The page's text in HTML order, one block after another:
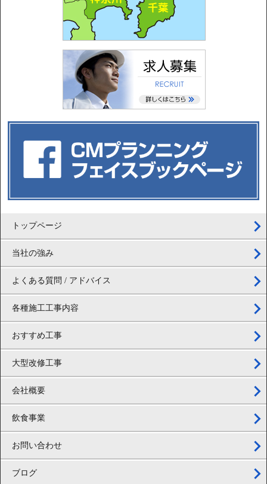
トップページ
当社の強み
よくある質問 / アドバイス
各種施工工事内容
おすすめ工事
大型改修工事
会社概要
飲食事業
お問い合わせ
ブログ